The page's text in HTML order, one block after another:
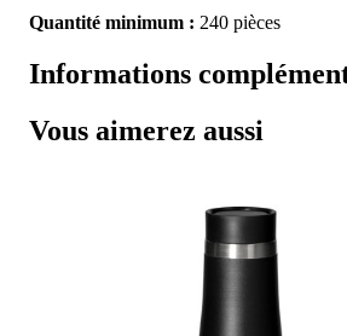
Quantité minimum : 240 pièces
Informations
Vous aimerez aussi